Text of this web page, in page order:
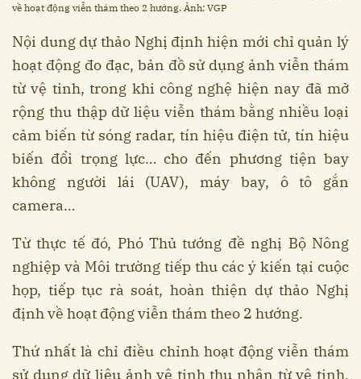
về hoạt động viễn thám theo 2 hướng. Ảnh: VGP
Nội dung dự thảo Nghị định hiện mới chỉ quản lý
hoạt động đo đạc, bản đồ sử dụng ảnh viễn thám
từ vệ tinh, trong khi công nghệ hiện nay đã mở
rộng thu thập dữ liệu viễn thám bằng nhiều loại
cảm biến từ sóng radar, tín hiệu điện tử, tín hiệu
biến đổi trọng lực… cho đến phương tiện bay
không người lái (UAV), máy bay, ô tô gắn
camera…
Từ thực tế đó, Phó Thủ tướng đề nghị Bộ Nông
nghiệp và Môi trường tiếp thu các ý kiến tại cuộc
họp, tiếp tục rà soát, hoàn thiện dự thảo Nghị
định về hoạt động viễn thám theo 2 hướng.
Thứ nhất là chỉ điều chỉnh hoạt động viễn thám
sử dụng dữ liệu ảnh vệ tinh thu nhận từ vệ tinh,